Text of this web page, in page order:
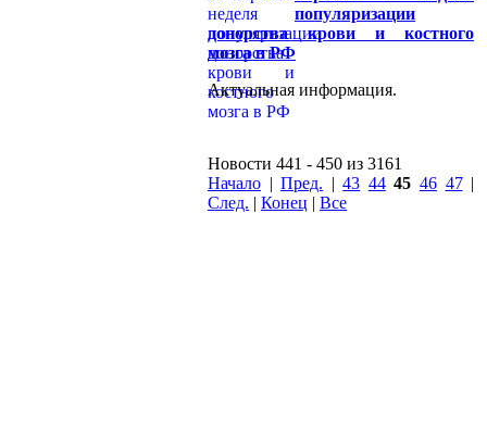
популяризации
донорства крови и костного
мозга в РФ
Актуальная информация.
Новости 441 - 450 из 3161
Начало |Пред. |43 44 45 46 47|
След. | Конец | Все